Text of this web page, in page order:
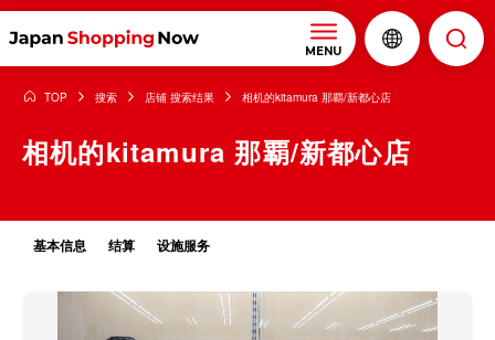
MENU
TOP 搜索 店铺 搜索结果 相机的kitamura 那覇/新都心店
相机的kitamura 那覇/新都心店
基本信息 结算 设施服务